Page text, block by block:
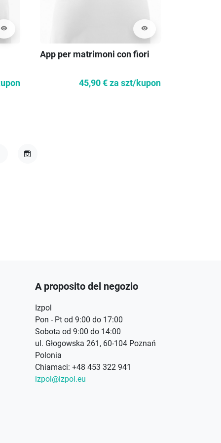
visibility visibility
App per matrimoni con fiori
45,90 €za szt/kupon
A proposito del negozio
Izpol
Pon - Pt od 9:00 do 17:00
Sobota od 9:00 do 14:00
ul. Głogowska 261, 60-104 Poznań
Polonia
Chiamaci: +48 453 322 941
izpol@izpol.eu